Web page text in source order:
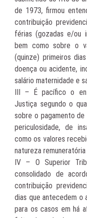
de 1973, firmou
contribuição
férias (gozadas e/ou
bem como sobre o
(quinze) primeiros
doença ou acidente,
salário maternidade e
III – É pacífico o
Justiça segundo o
sobre o pagamento
periculosidade, de
como os valores
natureza
IV – O Superior
consolidado de
contribuição
dias que antecedem o
para os casos em há